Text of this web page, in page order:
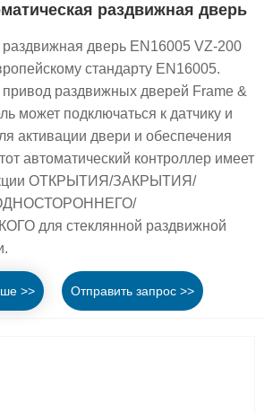
раздвижная дверь
дверь EN16005 VZ-200
стандарту EN16005.
привод раздвижных дверей Frame &
может подключаться к датчику и
активации двери и обеспечения
автоматический контроллер имеет
ОТКРЫТИЯ/ЗАКРЫТИЯ/
для стеклянной раздвижной
>> Отправить запрос >>